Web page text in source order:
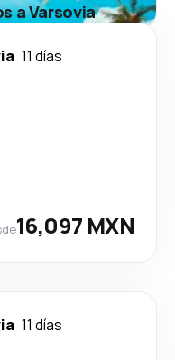
a Varsovia
11 días
16,097 MXN
11 días